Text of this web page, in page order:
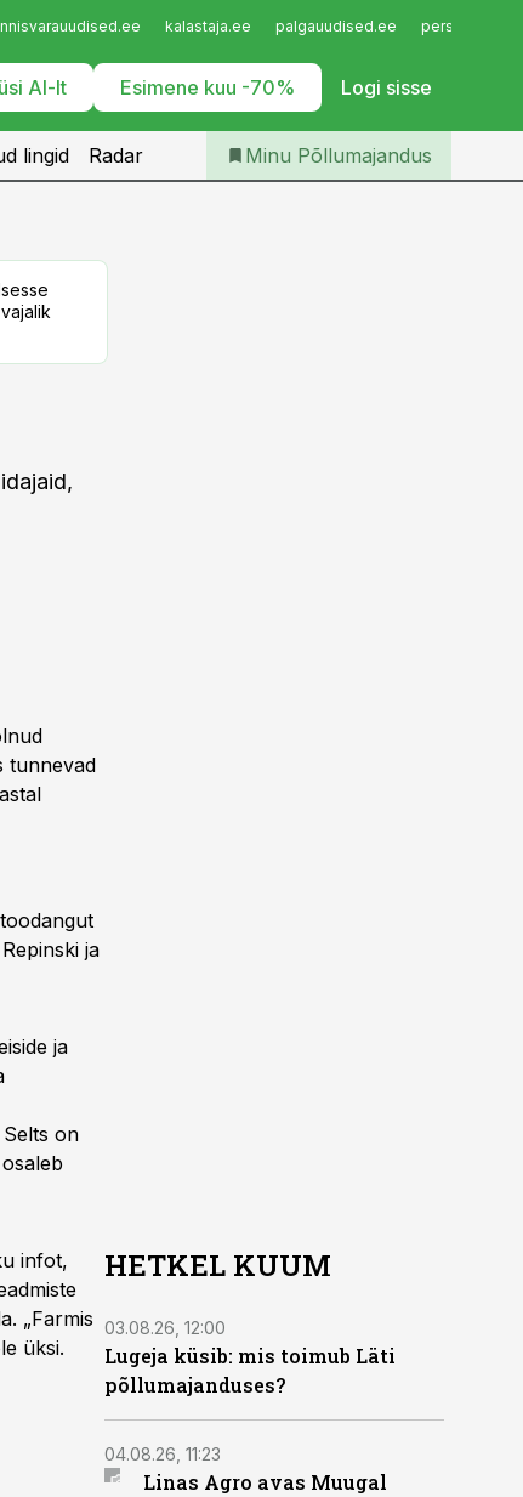
kalastaja.ee palgauudised.ee
AI-lt Esimene kuu -70% Logi sisse
Iseteenindus
Telli Põllumajandus
lingid Radar Minu Põllumajandus
tunnevad
ja
ja
on
infot,
„Farmis
üksi.
HETKEL KUUM
03.08.26, 12:00
Lugeja küsib: mis toimub Läti
põllumajanduses?
04.08.26, 11:23
Linas Agro avas Muugal